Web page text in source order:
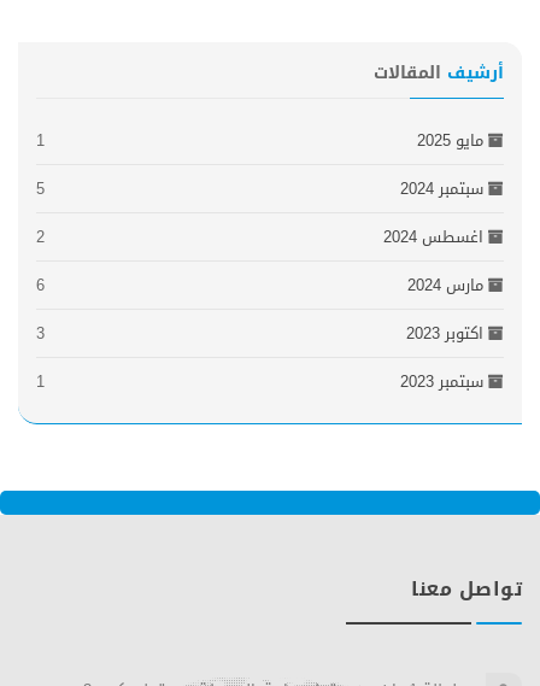
أرشيف المقالات
مايو 2025
1
سبتمبر 2024
5
اغسطس 2024
2
مارس 2024
6
اكتوبر 2023
3
سبتمبر 2023
1
تواصل معنا